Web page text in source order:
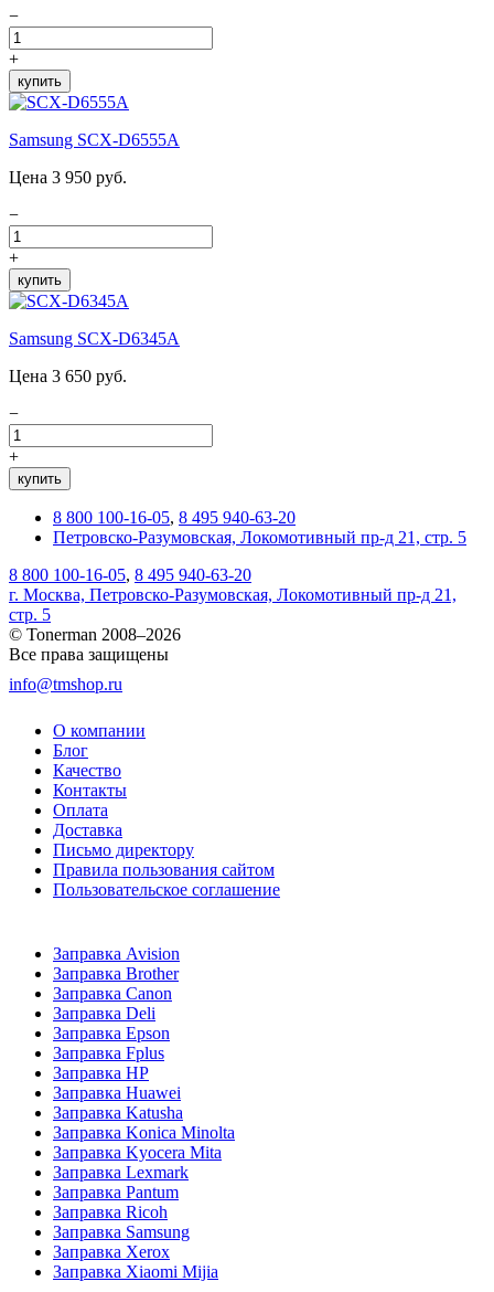
−
+
купить
Samsung SCX-D6555A
Цена 3 950 руб.
−
+
купить
Samsung SCX-D6345A
Цена 3 650 руб.
−
+
купить
8 800 100-16-05, 8 495 940-63-20
Петровско-Разумовская, Локомотивный пр-д 21, стр. 5
8 800 100-16-05, 8 495 940-63-20
г. Москва, Петровско-Разумовская, Локомотивный пр-д 21,
стр. 5
© Tonerman 2008–2026
Все права защищены
info@tmshop.ru
О компании
Блог
Качество
Контакты
Оплата
Доставка
Письмо директору
Правила пользования сайтом
Пользовательское соглашение
Заправка Avision
Заправка Brother
Заправка Canon
Заправка Deli
Заправка Epson
Заправка Fplus
Заправка HP
Заправка Huawei
Заправка Katusha
Заправка Konica Minolta
Заправка Kyocera Mita
Заправка Lexmark
Заправка Pantum
Заправка Ricoh
Заправка Samsung
Заправка Xerox
Заправка Xiaomi Mijia